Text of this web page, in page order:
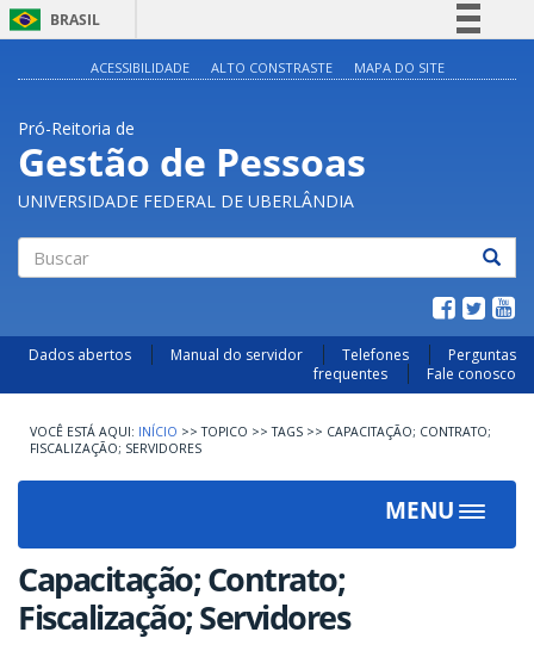
BRASIL
Acesso à informação
Legislação
Canais
ACESSIBILIDADE ALTO CONSTRASTE MAPA DO SITE
Pró-Reitoria de
Gestão de Pessoas
UNIVERSIDADE FEDERAL DE UBERLÂNDIA
Dados abertos Manual do servidor Telefones
Perguntas
frequentes
Fale conosco
INÍCIO >> TOPICO >> TAGS >> CAPACITAÇÃO; CONTRATO;
FISCALIZAÇÃO; SERVIDORES
MENU
Toggle
Capacitação; Contrato;
Fiscalização; Servidores